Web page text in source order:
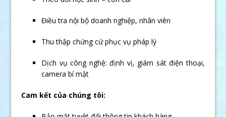
Điều tra nội bộ doanh nghiệp, nhân viên
Thu thập chứng cứ phục vụ pháp lý
Dịch vụ công nghệ: định vị, giám sát điện thoại,
camera bí mật
Cam kết của chúng tôi: